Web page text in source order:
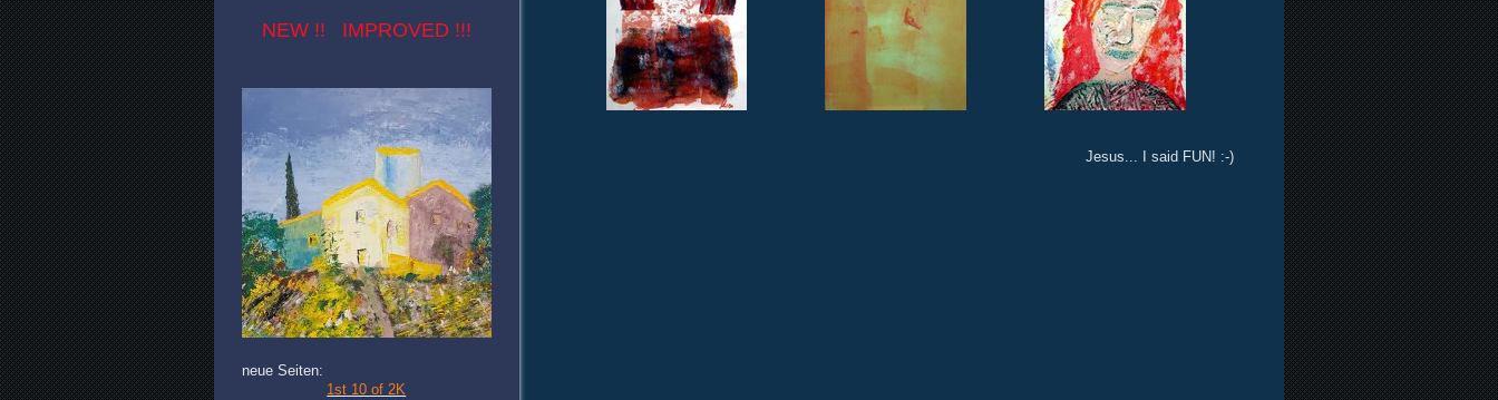
Jesus... I said FUN! :-)
NEW !! IMPROVED !!!
neue Seiten:
1st 10 of 2K